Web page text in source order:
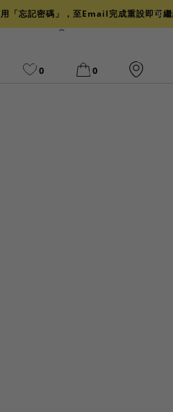
「忘記密碼」，至Email完成重設即可
0 0